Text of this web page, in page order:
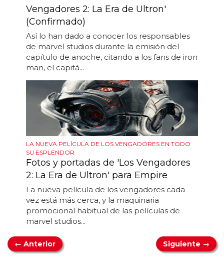
Vengadores 2: La Era de Ultron'
(Confirmado)
Así lo han dado a conocer los responsables
de marvel studios durante la emisión del
capítulo de anoche, citando a los fans de iron
man, el capitá...
LA NUEVA PELÍCULA DE LOS VENGADORES EN TODO
SU ESPLENDOR
Fotos y portadas de 'Los Vengadores
2: La Era de Ultron' para Empire
La nueva película de los vengadores cada
vez está más cerca, y la maquinaria
promocional habitual de las películas de
marvel studios...
← Anterior Siguiente →